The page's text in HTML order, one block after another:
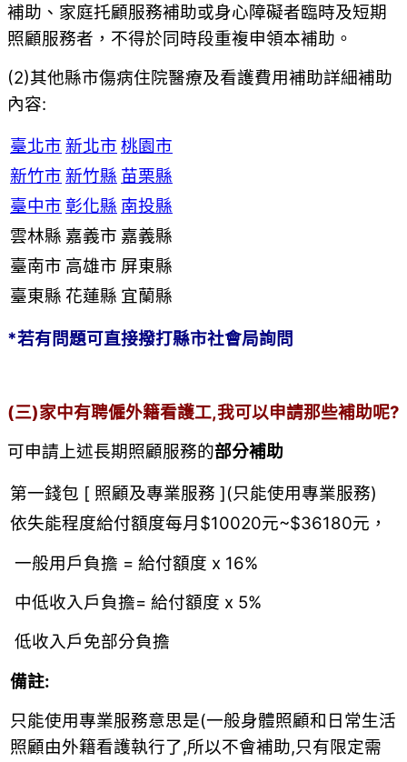
補助、家庭托顧服務補助或身心障礙者臨時及短期
照顧服務者，不得於同時段重複申領本補助。
(2)其他縣市傷病住院醫療及看護費用補助詳細補助
內容:
臺北市 新北市 桃園市
新竹市 新竹縣 苗栗縣
臺中市 彰化縣 南投縣
雲林縣 嘉義市 嘉義縣
臺南市 高雄市 屏東縣
臺東縣 花蓮縣 宜蘭縣
*若有問題可直接撥打縣市社會局詢問
(三)家中有聘僱外籍看護工,我可以申請那些補助呢?
可申請上述長期照顧服務的部分補助
第一錢包 [ 照顧及專業服務 ](只能使用專業服務)
依失能程度給付額度每月$10020元~$36180元，
一般用戶負擔 = 給付額度 x 16%
中低收入戶負擔= 給付額度 x 5%
低收入戶免部分負擔
備註:
只能使用專業服務意思是(一般身體照顧和日常生活
照顧由外籍看護執行了,所以不會補助,只有限定需